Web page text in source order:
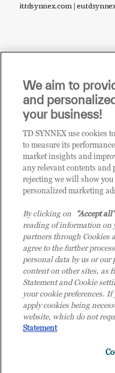
it.tdsynnex.com|
Sei un rivenditore di
i prodotti o le
CLICCA
© 2026 TD SYNNEX Italy S.r.l. -
(MI) - Numero di iscrizione al
07092780159 - P.IVA:
in altri Paesi. Società a socio
We aim to
and
your business!
TD SYNNEX use cookies
to measure its
market insights and
any relevant contents and
rejecting we will show
personalized marketing
By clicking on "Accept all"
reading of information on
partners through Cookies
agree to the further
personal data by us or
content on other sites, as
Statement and Cookie
your cookie preferences. If
apply cookies being
website, which do not
Statement